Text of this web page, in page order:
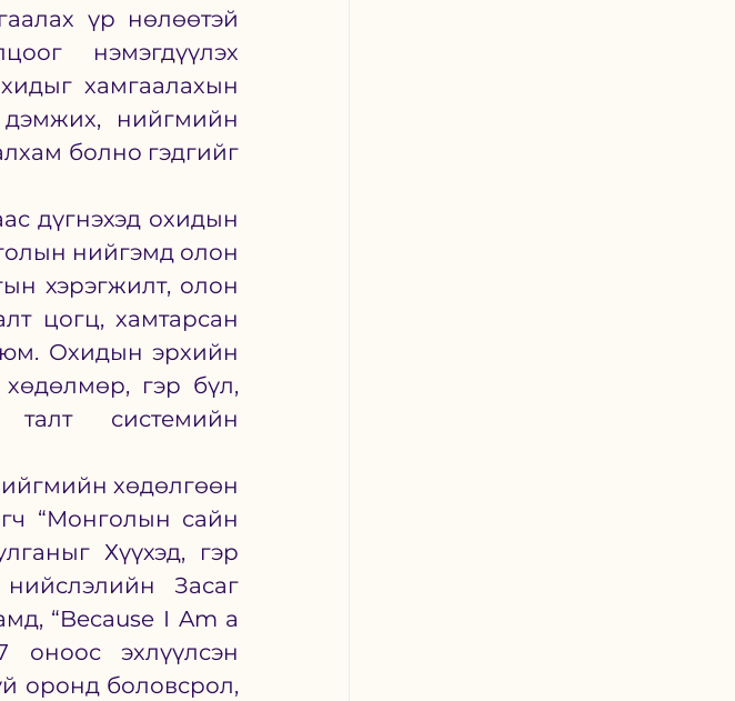
үр нөлөөтэй
нэмэгдүүлэх
хамгаалахын
дэмжих, нийгмийн
болно гэдгийг
дүгнэхэд охидын
нийгэмд олон
хэрэгжилт, олон
цогц, хамтарсан
юм. Охидын эрхийн
гэр бүл,
системийн
хөдөлгөөн
“Монголын сайн
Хүүхэд, гэр
Засаг
“Because I Am a
оноос эхлүүлсэн
оронд боловсрол,